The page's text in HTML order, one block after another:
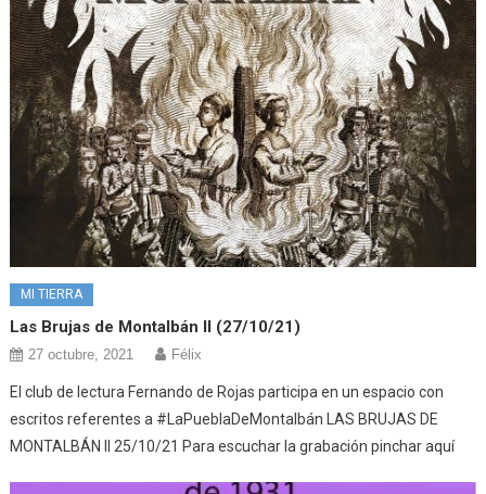
MI TIERRA
Las Brujas de Montalbán II (27/10/21)
27 octubre, 2021 Félix
El club de lectura Fernando de Rojas participa en un espacio con
escritos referentes a #LaPueblaDeMontalbán LAS BRUJAS DE
MONTALBÁN II 25/10/21 Para escuchar la grabación pinchar aquí